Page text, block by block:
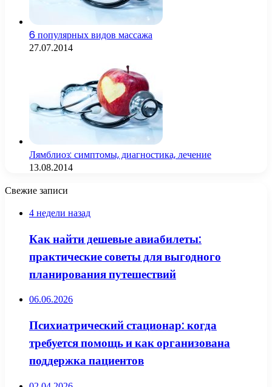
6 популярных видов массажа
27.07.2014
Лямблиоз: симптомы, диагностика, лечение
13.08.2014
Свежие записи
4 недели назад
Как найти дешевые авиабилеты:
практические советы для выгодного
планирования путешествий
06.06.2026
Психиатрический стационар: когда
требуется помощь и как организована
поддержка пациентов